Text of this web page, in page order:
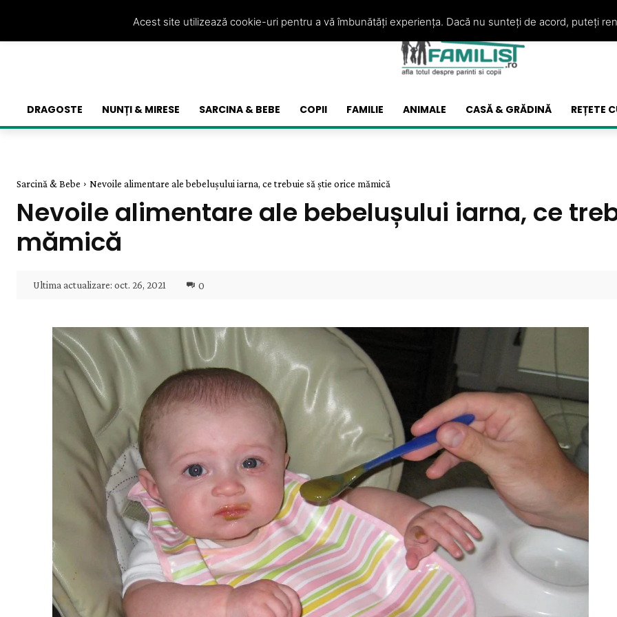
DRAGOSTE NUNȚI & MIRESE SARCINA & BEBE COPII FAMILIE ANIMALE CASĂ & GRĂDINĂ REȚETE
Sarcină & Bebe Nevoile alimentare ale bebelușului iarna, ce trebuie să știe orice mămică
Nevoile alimentare ale bebelușului iarna, ce
mămică
Ultima actualizare: oct. 26, 2021 0
Acest site utilizează cookie-uri pentru a vă îmbunătăți experiența. Dacă nu sunteți de acord, puteți